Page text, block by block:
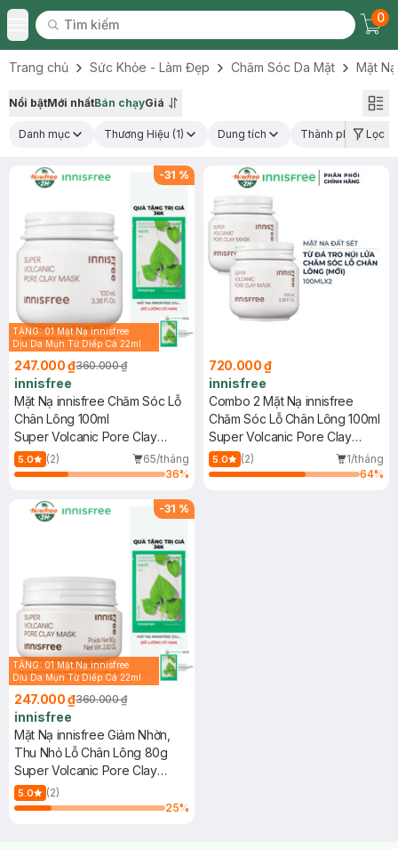
Toggle Menu
Tìm kiếm
Tìm kiếm
0
Trang chủ Sức Khỏe - Làm Đẹp Chăm Sóc Da Mặt Mặt Nạ
Nổi bậtMới nhấtBán chạyGiá
Danh mục Thương Hiệu (1) Dung tích Thành phần nổi bật
Lọc
-31 %
TẶNG: 01 Mặt Nạ innisfree
Dịu Da Mụn Từ Diếp Cá 22ml
247.000 ₫360.000 ₫
innisfree
Mặt Nạ innisfree Chăm Sóc Lỗ
Chân Lông 100ml
Super Volcanic Pore Clay
Mask
5.0 (2)
65/tháng
36%
720.000 ₫
innisfree
Combo 2 Mặt Nạ innisfree
Chăm Sóc Lỗ Chân Lông 100ml
Super Volcanic Pore Clay
Mask
5.0 (2)
1/tháng
64%
-31 %
TẶNG: 01 Mặt Nạ innisfree
Dịu Da Mụn Từ Diếp Cá 22ml
247.000 ₫360.000 ₫
innisfree
Mặt Nạ innisfree Giảm Nhờn,
Thu Nhỏ Lỗ Chân Lông 80g
Super Volcanic Pore Clay
Mask
5.0
(2)
25%